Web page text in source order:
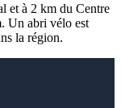
et à 2 km du Centre
Un abri vélo est
la région.